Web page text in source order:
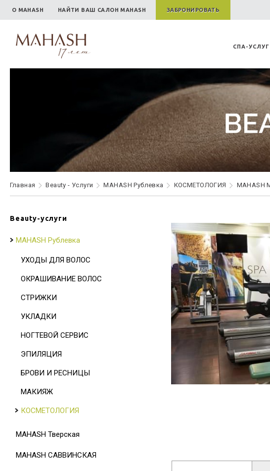
О MAHASH НАЙТИ ВАШ САЛОН MAHASH ЗАБРОНИРОВАТЬ
СПА-
Главная Beauty - Услуги MAHASH Рублевка КОСМЕТОЛОГИЯ MAHASH
Beauty-услуги
MAHASH Рублевка
УХОДЫ ДЛЯ ВОЛОС
ОКРАШИВАНИЕ ВОЛОС
СТРИЖКИ
УКЛАДКИ
НОГТЕВОЙ СЕРВИС
ЭПИЛЯЦИЯ
БРОВИ И РЕСНИЦЫ
МАКИЯЖ
КОСМЕТОЛОГИЯ
MAHASH Тверская
MAHASH САВВИНСКАЯ